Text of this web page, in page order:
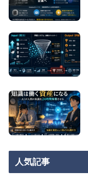
人気記事